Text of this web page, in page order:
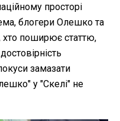
просторі
блогери Олешко та
хто поширює статтю,
замазати
у "Скелі" не